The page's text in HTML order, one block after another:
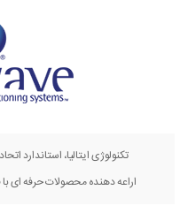
تکنولوژی ایتالیا، استاندارد
اراعه دهنده محصولات حرفه ای